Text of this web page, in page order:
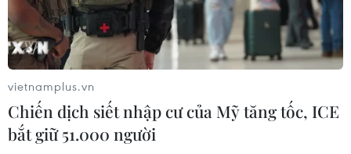
vietnamplus.vn
Chiến dịch siết nhập cư của Mỹ tăng tốc, ICE
bắt giữ 51.000 người